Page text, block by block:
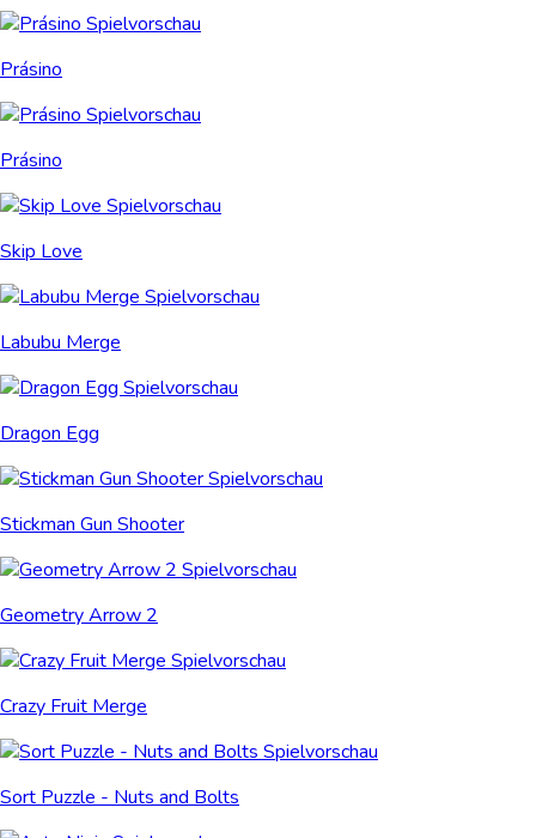
Prásino
Prásino
Skip Love
Labubu Merge
Dragon Egg
Stickman Gun Shooter
Geometry Arrow 2
Crazy Fruit Merge
Sort Puzzle - Nuts and Bolts